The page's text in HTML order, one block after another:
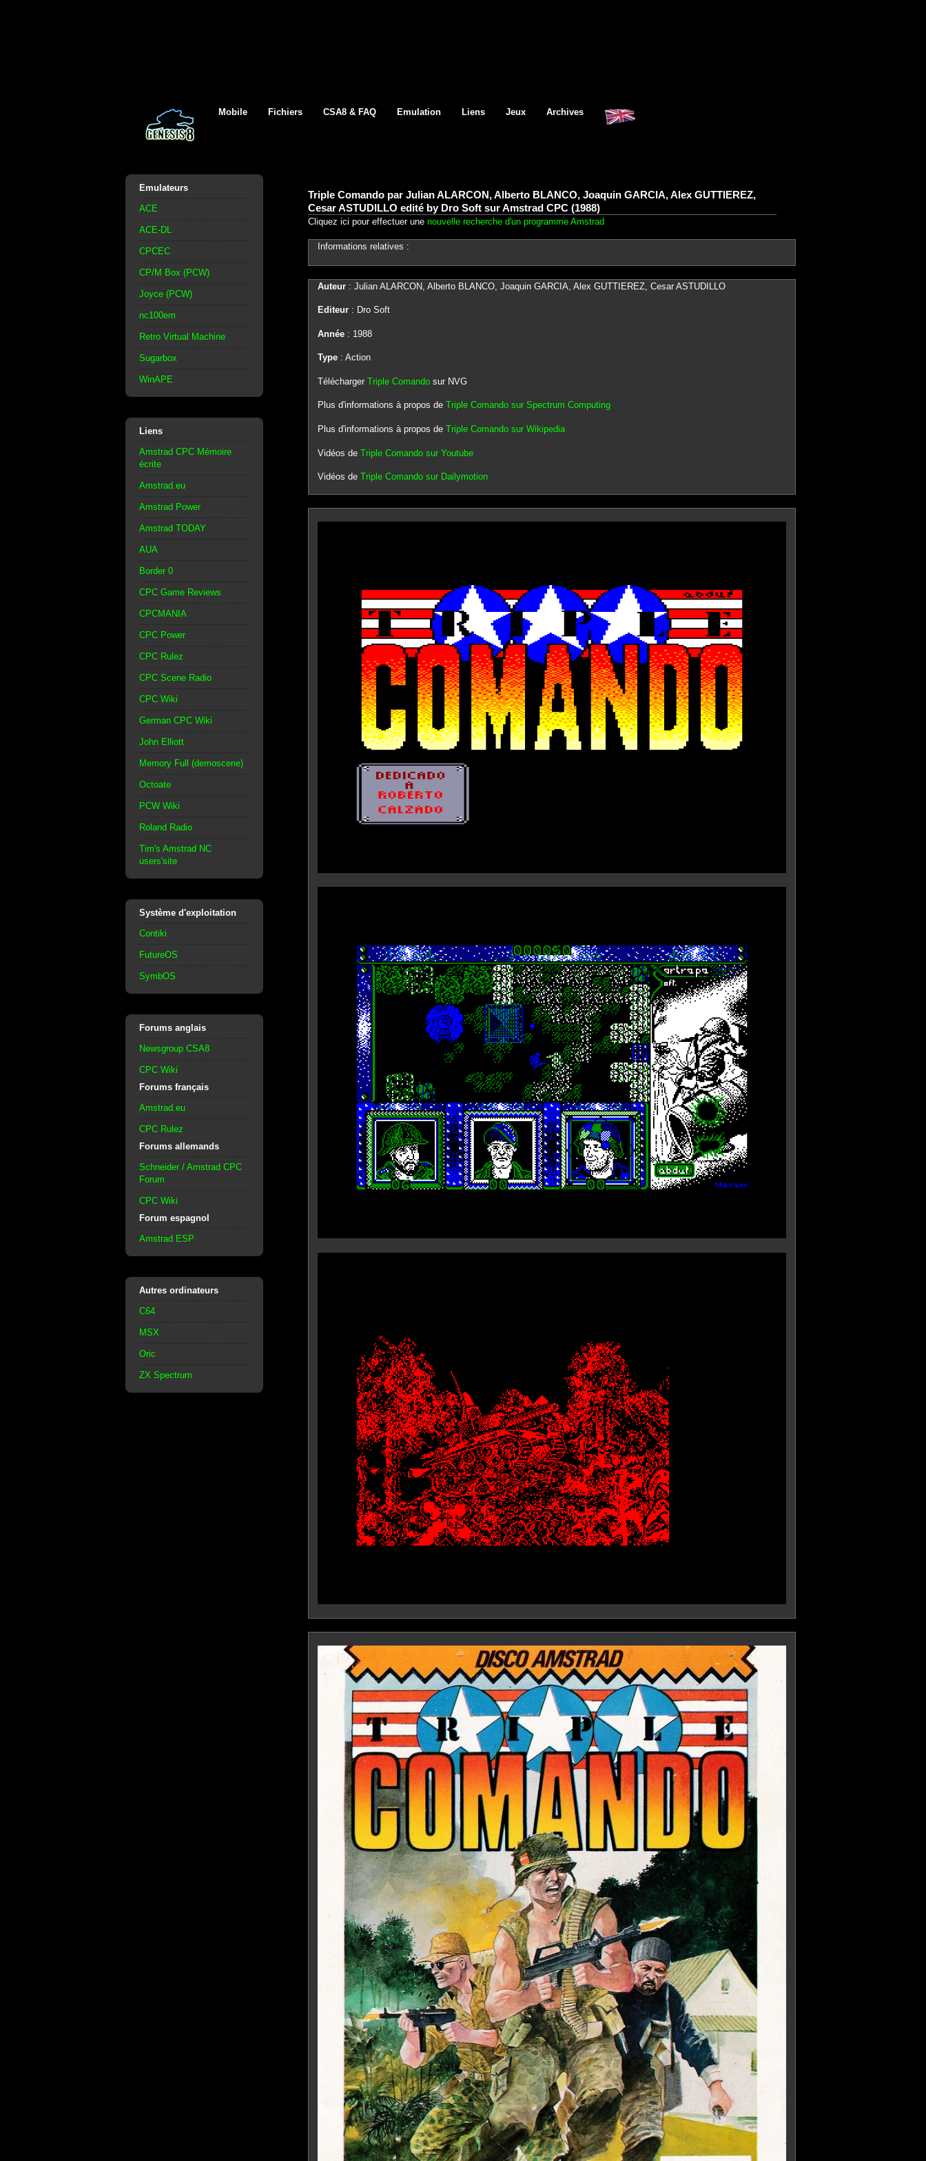
Mobile Fichiers CSA8 & FAQ Emulation Liens Jeux Archives
Emulateurs
ACE
ACE-DL
CPCEC
CP/M Box (PCW)
Joyce (PCW)
nc100em
Retro Virtual Machine
Sugarbox
WinAPE
Liens
Amstrad CPC Mémoire
écrite
Amstrad.eu
Amstrad Power
Amstrad TODAY
AUA
Border 0
CPC Game Reviews
CPCMANIA
CPC Power
CPC Rulez
CPC Scene Radio
CPC Wiki
German CPC Wiki
John Elliott
Memory Full (demoscene)
Octoate
PCW Wiki
Roland Radio
Tim's Amstrad NC
users'site
Système d'exploitation
Contiki
FutureOS
SymbOS
Forums anglais
Newsgroup CSA8
CPC Wiki
Forums français
Amstrad.eu
CPC Rulez
Forums allemands
Schneider / Amstrad CPC
Forum
CPC Wiki
Forum espagnol
Amstrad ESP
Autres ordinateurs
C64
MSX
Oric
ZX Spectrum
Triple Comando par Julian ALARCON, Alberto BLANCO, Joaquin GARCIA, Alex GUTTIEREZ,
Cesar ASTUDILLO edité by Dro Soft sur Amstrad CPC (1988)
Cliquez ici pour effectuer une nouvelle recherche d'un programme Amstrad
Informations relatives :
Auteur: Julian ALARCON, Alberto BLANCO, Joaquin GARCIA, Alex GUTTIEREZ, Cesar ASTUDILLO
Editeur: Dro Soft
Année: 1988
Type: Action
Télécharger Triple Comandosur NVG
Plus d'informations à propos de Triple Comando sur Spectrum Computing
Plus d'informations à propos de Triple Comando sur Wikipedia
Vidéos de Triple Comando sur Youtube
Vidéos de Triple Comando sur Dailymotion